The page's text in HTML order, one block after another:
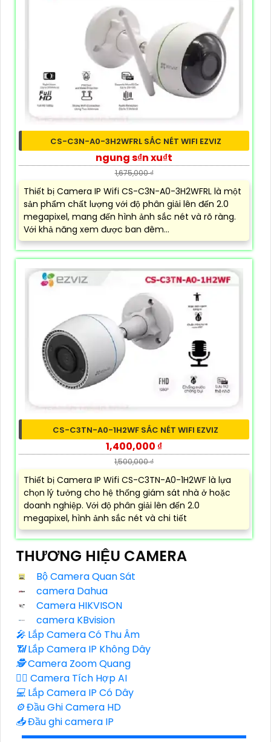
CS-C3N-A0-3H2WFRL SẮC NÉT WIFI EZVIZ
ngung s₫n xu₫t
1,675,000 ₫
Thiết bị Camera IP Wifi CS-C3N-A0-3H2WFRL là một
sản phẩm chất lượng với độ phân giải lên đến 2.0
megapixel, mang đến hình ảnh sắc nét và rõ ràng.
Với khả năng xem được ban đêm...
CS-C3TN-A0-1H2WF SẮC NÉT WIFI EZVIZ
1,400,000 ₫
1,500,000 ₫
Thiết bị Camera IP Wifi CS-C3TN-A0-1H2WF là lựa
chọn lý tưởng cho hệ thống giám sát nhà ở hoặc
doanh nghiệp. Với độ phân giải lên đến 2.0
megapixel, hình ảnh sắc nét và chi tiết
THƯƠNG HIỆU CAMERA
Bộ Camera Quan Sát
camera Dahua
Camera HIKVISON
camera KBvision
️🎤️ Lắp Camera Có Thu Âm
📶Lắp Camera IP Không Dây
🕵️Camera Zoom Quang
🧛‍♀️ Camera Tích Hợp AI
💻 Lắp Camera IP Có Dây
⚙️Đầu Ghi Camera HD
📥Đầu ghi camera IP